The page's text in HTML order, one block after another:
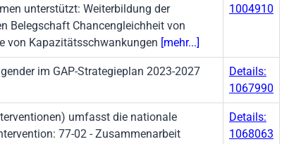
unterstützt: Weiterbildung der
Belegschaft Chancengleichheit von
von Kapazitätsschwankungen [mehr...]
1004910
im GAP-Strategieplan 2023-2027
Details:
1067990
umfasst die nationale
77-02 - Zusammenarbeit
Details:
1068063